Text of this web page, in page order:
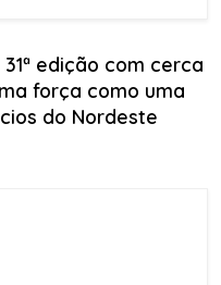
edição com cerca
força como uma
do Nordeste